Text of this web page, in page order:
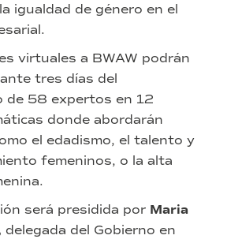
igualdad de género en el
virtuales a BWAW podrán
tres días del
de 58 expertos en 12
donde abordarán
el edadismo, el talento y
femeninos, o la alta
será presidida por Maria
delegada del Gobierno en